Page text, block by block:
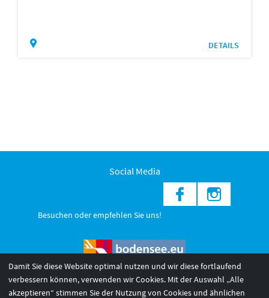
DETAILS
Social Media
Besuchen oder empfehlen Sie uns!
Damit Sie diese Website optimal nutzen und wir diese fortlaufend
verbessern können, verwenden wir Cookies. Mit der Auswahl „Alle
akzeptieren“ stimmen Sie der Nutzung von Cookies und ähnlichen